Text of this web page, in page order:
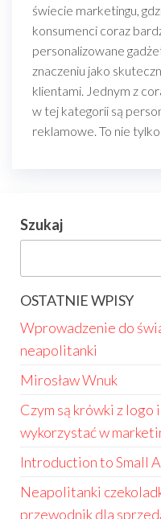
świecie marketingu,
konsumenci coraz
personalizowane
znaczeniu jako
klientami. Jednym z
w tej kategorii są
reklamowe. To nie
Szukaj
OSTATNIE WPISY
Wprowadzenie do
neapolitanki
Mirosław Wnuk
Czym są krówki z
wykorzystać w
Introduction to Small
Neapolitanki
przewodnik dla